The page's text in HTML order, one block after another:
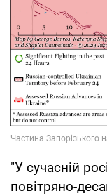
"У сучасній
повітряно-